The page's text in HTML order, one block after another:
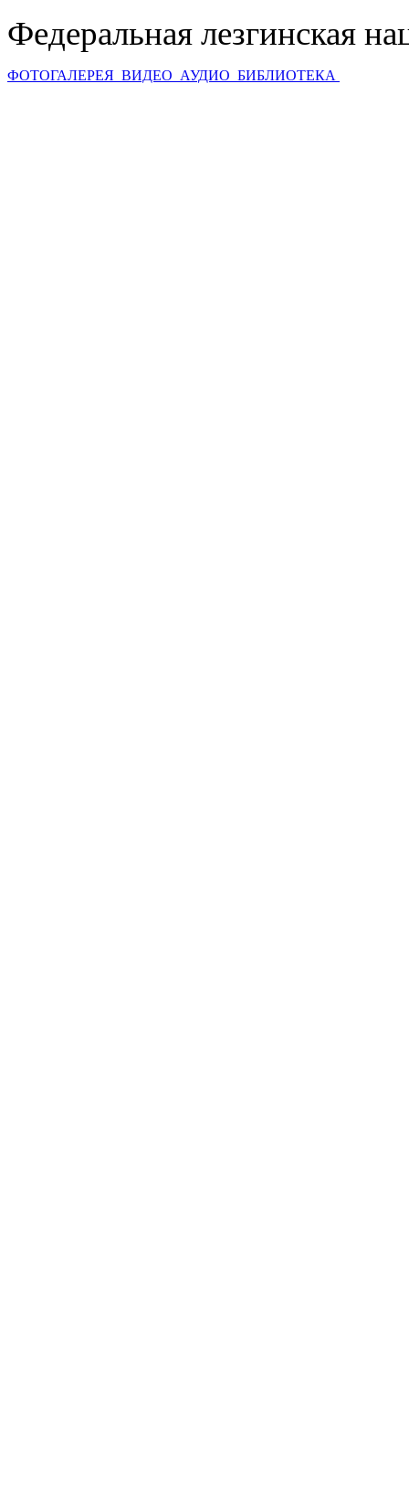
Федеральная лезгинская
ФОТОГАЛЕРЕЯ ВИДЕО АУДИО БИБЛИОТЕКА